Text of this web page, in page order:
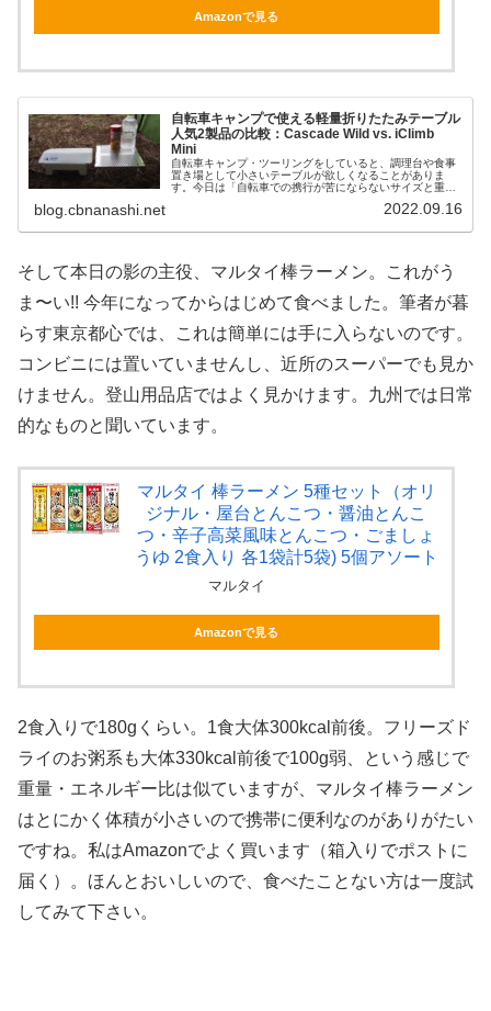
Amazonで見る
自転車キャンプで使える軽量折りたたみテーブル
人気2製品の比較：Cascade Wild vs. iClimb
Mini
自転車キャンプ・ツーリングをしていると、調理台や食事
置き場として小さいテーブルが欲しくなることがありま
す。今日は「自転車での携行が苦にならないサイズと重
blog.cbnanashi.net 2022.09.16
そして本日の影の主役、マルタイ棒ラーメン。これがう
ま〜い!! 今年になってからはじめて食べました。筆者が暮
らす東京都心では、これは簡単には手に入らないのです。
コンビニには置いていませんし、近所のスーパーでも見か
けません。登山用品店ではよく見かけます。九州では日常
的なものと聞いています。
マルタイ 棒ラーメン 5種セット（オリ
ジナル・屋台とんこつ・醤油とんこ
つ・辛子高菜風味とんこつ・ごましょ
うゆ 2食入り 各1袋計5袋) 5個アソート
マルタイ
Amazonで見る
2食入りで180gくらい。1食大体300kcal前後。フリーズド
ライのお粥系も大体330kcal前後で100g弱、という感じで
重量・エネルギー比は似ていますが、マルタイ棒ラーメン
はとにかく体積が小さいので携帯に便利なのがありがたい
ですね。私はAmazonでよく買います（箱入りでポストに
届く）。ほんとおいしいので、食べたことない方は一度試
してみて下さい。